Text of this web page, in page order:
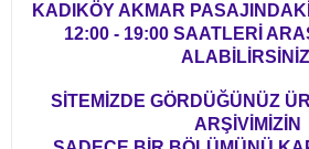
KADIKÖY AKMAR
12:00 - 19:00 SAATLERİ
SİTEMİZDE GÖRDÜĞÜNÜZ
ARŞİVİMİZİN